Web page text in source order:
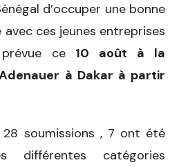
d’occuper une bonne
ces jeunes entreprises
ce 10 août à la
à Dakar à partir
28 soumissions , 7 ont été
différentes catégories